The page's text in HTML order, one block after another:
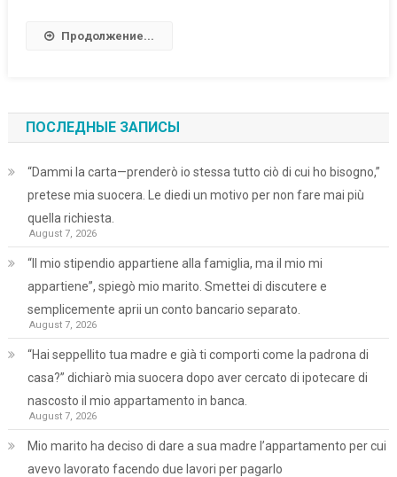
Продолжение...
ПОСЛЕДНЫЕ ЗАПИСЫ
“Dammi la carta—prenderò io stessa tutto ciò di cui ho bisogno,”
pretese mia suocera. Le diedi un motivo per non fare mai più
quella richiesta.
August 7, 2026
“Il mio stipendio appartiene alla famiglia, ma il mio mi
appartiene”, spiegò mio marito. Smettei di discutere e
semplicemente aprii un conto bancario separato.
August 7, 2026
“Hai seppellito tua madre e già ti comporti come la padrona di
casa?” dichiarò mia suocera dopo aver cercato di ipotecare di
nascosto il mio appartamento in banca.
August 7, 2026
Mio marito ha deciso di dare a sua madre l’appartamento per cui
avevo lavorato facendo due lavori per pagarlo